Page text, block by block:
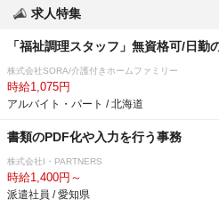
求人特集
「福祉調理スタッフ」無資格可/日勤
株式会社SORA/介護付きホームファミリー
時給1,075円
アルバイト・パート / 北海道
書類のPDF化や入力を行う事務
株式会社I・PARTNERS
時給1,400円～
派遣社員 / 愛知県